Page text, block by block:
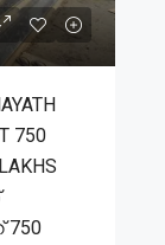
750